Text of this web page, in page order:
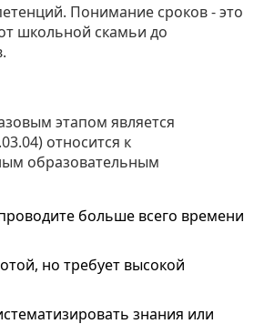
Понимание сроков - это
школьной скамьи до
этапом является
относится к
образовательным
больше всего времени
но требует высокой
знания или